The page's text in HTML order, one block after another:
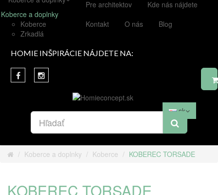
Koberce a doplnky
Koberce
Zrkadlá
Pre architektov
Kde nás nájdete
Kontakt
O nás Blog
HOMIE INŠPIRÁCIE NÁJDETE NA:
sk
Koberce a doplnky Koberce KOBEREC TORSADE
KOBEREC TORSADE